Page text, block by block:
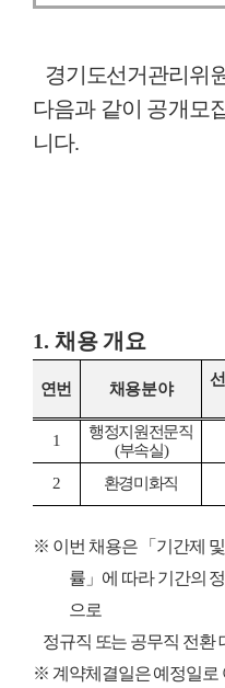
경기도선거관리위
다음과 같이 공개모
니다.
1. 채용 개요
연번 채용분야
1
행정지원전문직
(부속실)
2
환경미화직
※ 이번 채용은 「 기간제
률 」 에 따라 기간의
으로
정규직 또는 공무직 전환
※ 계약체결일은 예정일로